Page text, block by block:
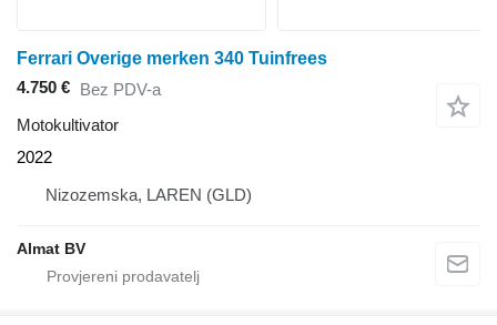
Ferrari Overige merken 340 Tuinfrees
4.750 € Bez PDV-a
Motokultivator
2022
Nizozemska, LAREN (GLD)
Almat BV